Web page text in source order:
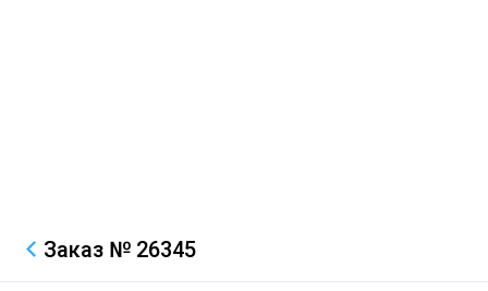
Заказ № 26345